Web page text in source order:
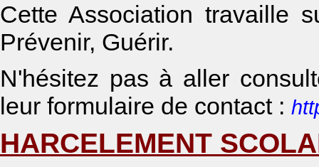
Cette Association travaille
Prévenir, Guérir.
N'hésitez pas à aller
leur formulaire de contact :
HARCELEMENT